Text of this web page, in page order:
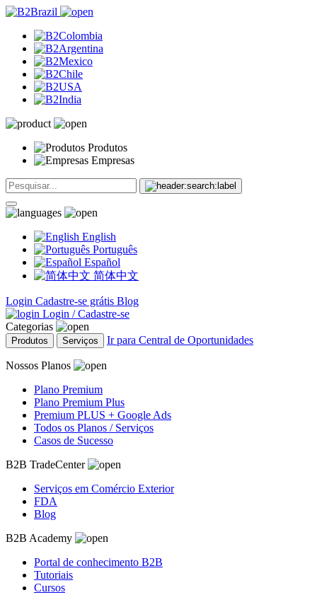
Produtos
Empresas
English
Português
Español
简体中文
Login Cadastre-se grátis Blog
Login / Cadastre-se
Categorias
Produtos Serviços Ir para Central de Oportunidades
Nossos Planos
Plano Premium
Plano Premium Plus
Premium PLUS + Google Ads
Todos os Planos / Serviços
Casos de Sucesso
B2B TradeCenter
Serviços em Comércio Exterior
FDA
Blog
B2B Academy
Portal de conhecimento B2B
Tutoriais
Cursos